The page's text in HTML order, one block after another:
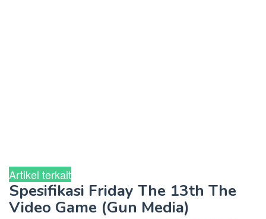
Artikel terkait
Spesifikasi Friday The 13th The
Video Game (Gun Media)